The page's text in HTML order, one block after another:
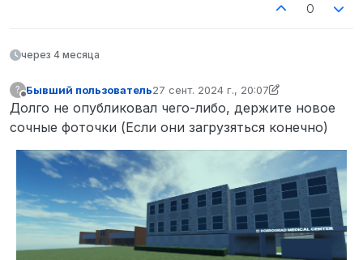
0
через 4 месяца
? Бывший пользователь27 сент. 2024 г., 20:07
отредактировано Бывший
Долго не опубликовал чего-либо, держите новое
сочные фоточки (Если они загрузяться конечно)